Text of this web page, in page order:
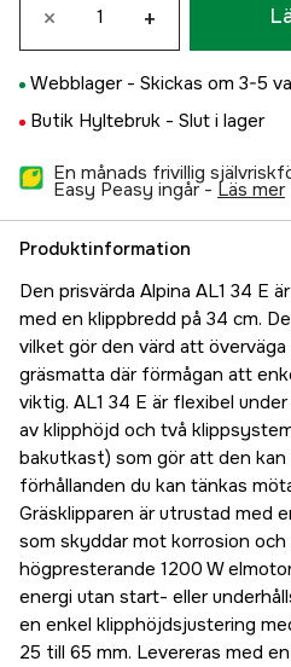
× +
Webblager - Skickas om 3-5
Butik Hyltebruk - Slut i lager
En månads frivillig
Easy Peasy ingår - läs mer
Produktinformation
Den prisvärda Alpina AL1 34 E
med en klippbredd på 34 cm.
vilket gör den värd att
gräsmatta där förmågan att
viktig. AL1 34 E är flexibel
av klipphöjd och två
bakutkast) som gör att den
förhållanden du kan tänkas
Gräsklipparen är utrustad med
som skyddar mot korrosion
högpresterande 1200 W
energi utan start- eller
en enkel klipphöjdsjustering
25 till 65 mm. Levereras med